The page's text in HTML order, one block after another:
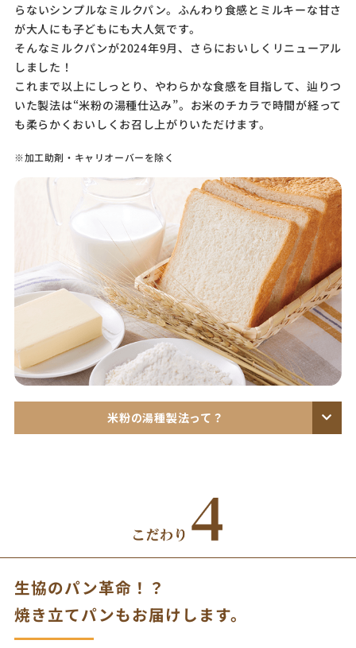
風味豊かな豊潤な味わい。
砂 糖
コクのある味わいとまろやかな甘み。
らないシンプルなミルクパン。ふんわり食感とミルキーな甘さ
が大人にも子どもにも大人気です。
そんなミルクパンが2024年9月、さらにおいしくリニューアル
しました！
これまで以上にしっとり、やわらかな食感を目指して、辿りつ
いた製法は“米粉の湯種仕込み”。お米のチカラで時間が経って
も柔らかくおいしくお召し上がりいただけます。
※加工助剤・キャリオーバーを除く
米粉の湯種製法って？
生協のパン革命！？
焼き立てパンもお届けします。